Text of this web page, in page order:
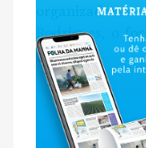
Rodrigues, o
[…]